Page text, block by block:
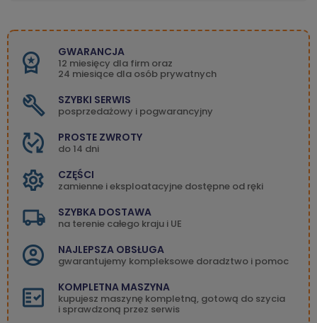
GWARANCJA
12 miesięcy dla firm oraz
24 miesiące dla osób prywatnych
SZYBKI SERWIS
posprzedażowy i pogwarancyjny
PROSTE ZWROTY
do 14 dni
CZĘŚCI
zamienne i eksploatacyjne dostępne od ręki
SZYBKA DOSTAWA
na terenie całego kraju i UE
NAJLEPSZA OBSŁUGA
gwarantujemy kompleksowe doradztwo i pomoc
KOMPLETNA MASZYNA
kupujesz maszynę kompletną, gotową do szycia
i sprawdzoną przez serwis